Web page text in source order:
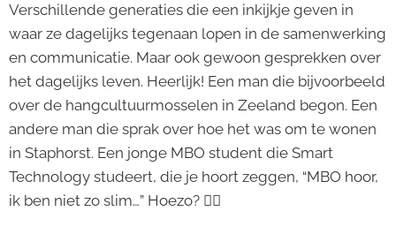
Verschillende generaties die een inkijkje geven in
waar ze dagelijks tegenaan lopen in de samenwerking
en communicatie. Maar ook gewoon gesprekken over
het dagelijks leven. Heerlijk! Een man die bijvoorbeeld
over de hangcultuurmosselen in Zeeland begon. Een
andere man die sprak over hoe het was om te wonen
in Staphorst. Een jonge MBO student die Smart
Technology studeert, die je hoort zeggen, “MBO hoor,
ik ben niet zo slim…” Hoezo? 🤷‍♀️